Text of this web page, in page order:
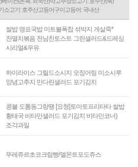
소고기: 호주산고등어구이고등어: 국내산
쌀밥 영표국밥 미트볼폭찹 섞박지 게살죽*
잔멸치볶음 전남친토스트 그린샐러드&드레싱
시리얼&우유
하이라이스 그릴드소시지 오징어링 미소시루
양념고추지 만다린샐러드 포기김치
콩불 도톰동그랑땡 [요청]토마토프리타타 쌀밥
황태국 비타민샐러드 포기김치 비타민코너)
조각과일
뚜레쥬르초코크림빵/델몬트포도쥬스